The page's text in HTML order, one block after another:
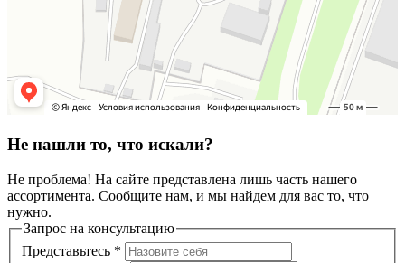
Не нашли то, что искали?
Не проблема! На сайте представлена лишь часть нашего
ассортимента. Сообщите нам, и мы найдем для вас то, что
нужно.
Запрос на консультацию
Представьтесь *